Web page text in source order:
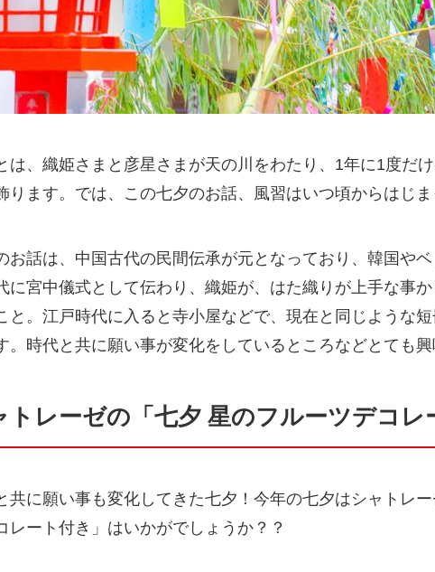
は、織姫さまと彦星さまが天の川をわたり、1年に1度だ
ります。では、この七夕のお話、風習はいつ頃からはじ
お話は、中国古代の民間伝承が元となっており、韓国や
に宮中儀式として伝わり、織姫が、はた織りが上手な事
と。江戸時代に入ると寺小屋などで、現在と同じような
。時代と共に願い事が変化をしているところなどとても興
トレーゼの「七夕 星のフルーツデコレ
共に願い事も変化してきた七夕！今年の七夕はシャトレ
レート付き」はいかがでしょうか？？